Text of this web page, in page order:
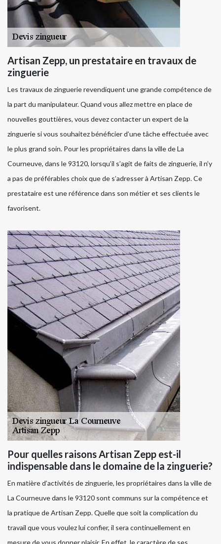
Artisan Zepp, un prestataire en travaux de
zinguerie
Les travaux de zinguerie revendiquent une grande compétence de
la part du manipulateur. Quand vous allez mettre en place de
nouvelles gouttières, vous devez contacter un expert de la
zinguerie si vous souhaitez bénéficier d’une tâche effectuée avec
le plus grand soin. Pour les propriétaires dans la ville de La
Courneuve, dans le 93120, lorsqu’il s’agit de faits de zinguerie, il n’y
a pas de préférables choix que de s’adresser à Artisan Zepp. Ce
prestataire est une référence dans son métier et ses clients le
favorisent.
Pour quelles raisons Artisan Zepp est-il
indispensable dans le domaine de la zinguerie?
En matière d’activités de zinguerie, les propriétaires dans la ville de
La Courneuve dans le 93120 sont communs sur la compétence et
la pratique de Artisan Zepp. Quelle que soit la complication du
travail que vous voulez lui confier, il sera continuellement en